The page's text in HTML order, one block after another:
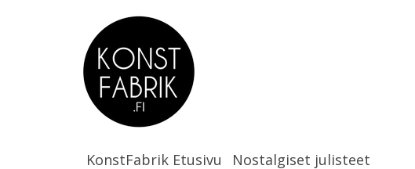
KonstFabrik Etusivu Nostalgiset julisteet